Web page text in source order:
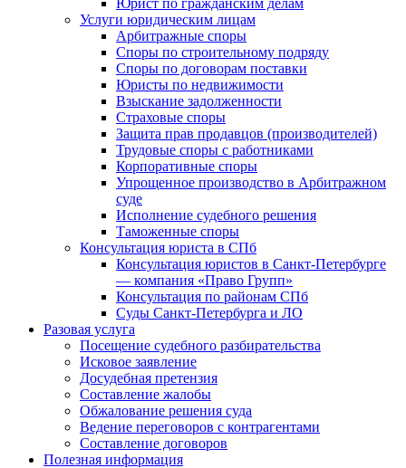
Юрист по гражданским делам
Услуги юридическим лицам
Арбитражные споры
Споры по строительному подряду
Споры по договорам поставки
Юристы по недвижимости
Взыскание задолженности
Страховые споры
Защита прав продавцов (производителей)
Трудовые споры с работниками
Корпоративные споры
Упрощенное производство в Арбитражном
суде
Исполнение судебного решения
Таможенные споры
Консультация юриста в СПб
Консультация юристов в Санкт-Петербурге
— компания «Право Групп»
Консультация по районам СПб
Суды Санкт-Петербурга и ЛО
Разовая услуга
Посещение судебного разбирательства
Исковое заявление
Досудебная претензия
Составление жалобы
Обжалование решения суда
Ведение переговоров с контрагентами
Составление договоров
Полезная информация